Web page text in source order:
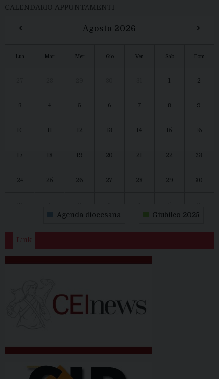
CALENDARIO APPUNTAMENTI
‹ Agosto 2026 ›
Lun Mar Mer Gio Ven Sab Dom
1 2
3 4 5 6 7 8 9
10 11 12 13 14 15 16
17 18 19 20 21 22 23
24 25 26 27 28 29 30
31
Agenda diocesana Giubileo 2025
Link